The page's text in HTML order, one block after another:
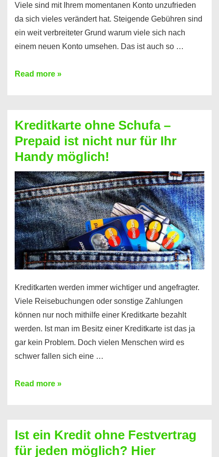
Viele sind mit Ihrem momentanen Konto unzufrieden
da sich vieles verändert hat. Steigende Gebühren sind
ein weit verbreiteter Grund warum viele sich nach
einem neuen Konto umsehen. Das ist auch so …
Konto
Neueröffnung
trotz
Schufaeintrag
möglich
Read more »
Kreditkarte ohne Schufa –
Prepaid ist nicht nur für Ihr
Handy möglich!
Kreditkarten werden immer wichtiger und angefragter.
Viele Reisebuchungen oder sonstige Zahlungen
können nur noch mithilfe einer Kreditkarte bezahlt
werden. Ist man im Besitz einer Kreditkarte ist das ja
gar kein Problem. Doch vielen Menschen wird es
schwer fallen sich eine …
Kreditkarte
Prepaid
ist
Read more »
Ist ein Kredit ohne Festvertrag
für jeden möglich? Hier